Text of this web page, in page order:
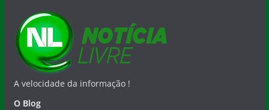
A velocidade da informação !
O Blog